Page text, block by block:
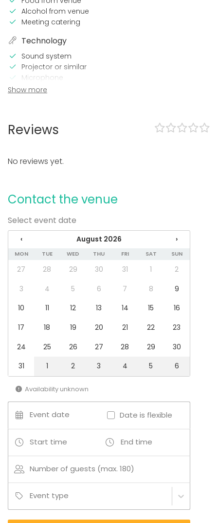
Alcohol from venue
Meeting catering
Technology
Sound system
Projector or similar
Microphone
Wi-Fi
TV / Screen
Wheelchair accessible
Framework agreement with the State Trading Centre
Note-taking material
Whiteboard / Flip chart
Event types
Party
Spa / Wellness / Sauna
Meeting
Fair / Exhibition
Performance / Show
Experience / Activity
Banquet hall
Studio
Conference center
Additional information about services and facilities
Show more
Reviews
No reviews yet.
Contact the venue
Select event date
‹ August 2026 ›
MON TUE WED THU FRI SAT SUN
27 28 29 30 31 1
2
3
4 5 6 7 8
9
10
11 12 13 14 15
16
17
18 19 20 21 22
23
24
25 26 27 28 29
30
31
1 2 3 4 5 6
Availability unknown
Event date Date is flexible
Start time End time
Number of guests (max. 180)
Event type